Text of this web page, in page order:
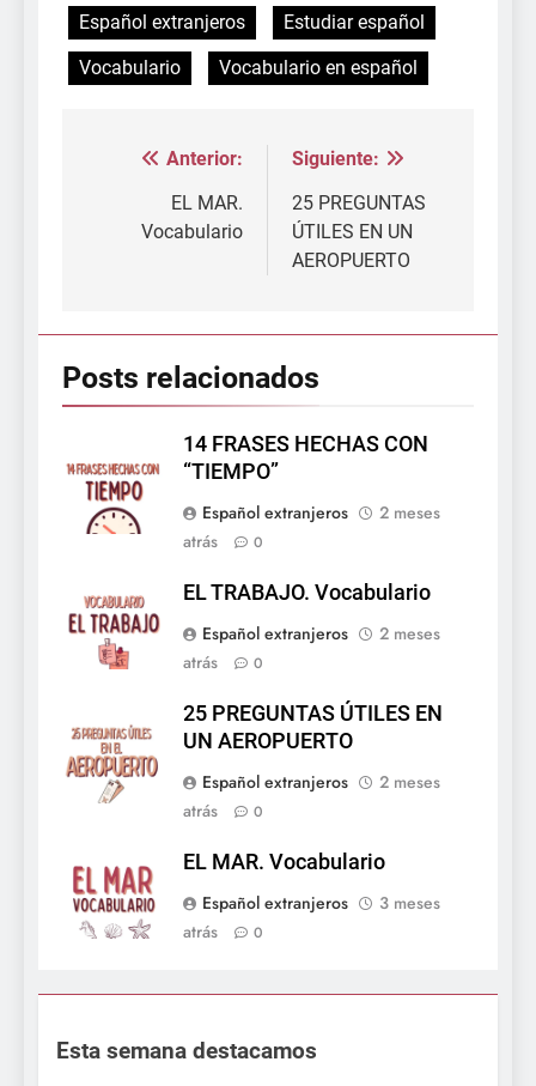
Español extranjeros
Estudiar español
Vocabulario
Vocabulario en español
Navegación
Anterior:
EL MAR.
Vocabulario
Siguiente:
25 PREGUNTAS
ÚTILES EN UN
AEROPUERTO
Posts relacionados
14 FRASES HECHAS CON
“TIEMPO”
Español extranjeros
2 meses
atrás
0
EL TRABAJO. Vocabulario
Español extranjeros
2 meses
atrás
0
25 PREGUNTAS ÚTILES EN
UN AEROPUERTO
Español extranjeros
2 meses
atrás
0
EL MAR. Vocabulario
Español extranjeros
3 meses
atrás
0
Esta semana destacamos